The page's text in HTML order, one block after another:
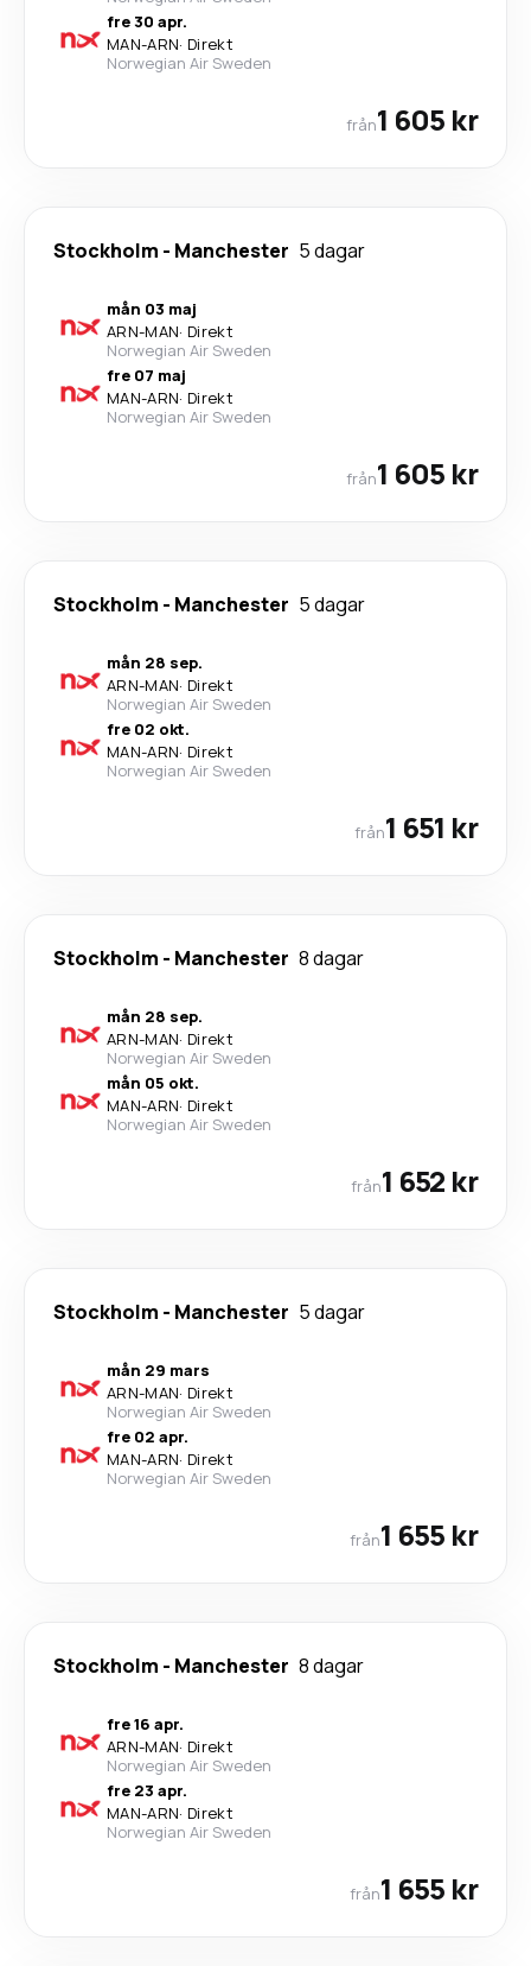
fre 30 apr.
MAN-ARN· Direkt
Norwegian Air Sweden
från1 605 kr
Stockholm - Manchester 5 dagar
mån 03 maj
ARN-MAN· Direkt
Norwegian Air Sweden
fre 07 maj
MAN-ARN· Direkt
Norwegian Air Sweden
från1 605 kr
Stockholm - Manchester 5 dagar
mån 28 sep.
ARN-MAN· Direkt
Norwegian Air Sweden
fre 02 okt.
MAN-ARN· Direkt
Norwegian Air Sweden
från1 651 kr
Stockholm - Manchester 8 dagar
mån 28 sep.
ARN-MAN· Direkt
Norwegian Air Sweden
mån 05 okt.
MAN-ARN· Direkt
Norwegian Air Sweden
från1 652 kr
Stockholm - Manchester 5 dagar
mån 29 mars
ARN-MAN· Direkt
Norwegian Air Sweden
fre 02 apr.
MAN-ARN· Direkt
Norwegian Air Sweden
från1 655 kr
Stockholm - Manchester 8 dagar
fre 16 apr.
ARN-MAN· Direkt
Norwegian Air Sweden
fre 23 apr.
MAN-ARN· Direkt
Norwegian Air Sweden
från1 655 kr